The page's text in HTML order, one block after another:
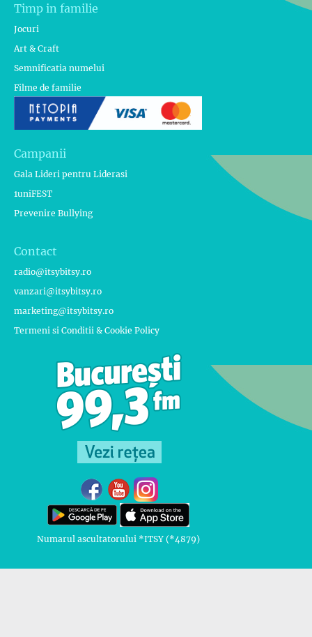
Timp in familie
Jocuri
Art & Craft
Semnificatia numelui
Filme de familie
Campanii
Gala Lideri pentru Liderasi
1uniFEST
Prevenire Bullying
Contact
radio@itsybitsy.ro
vanzari@itsybitsy.ro
marketing@itsybitsy.ro
Termeni si Conditii & Cookie Policy
Numarul ascultatorului *ITSY (*4879)